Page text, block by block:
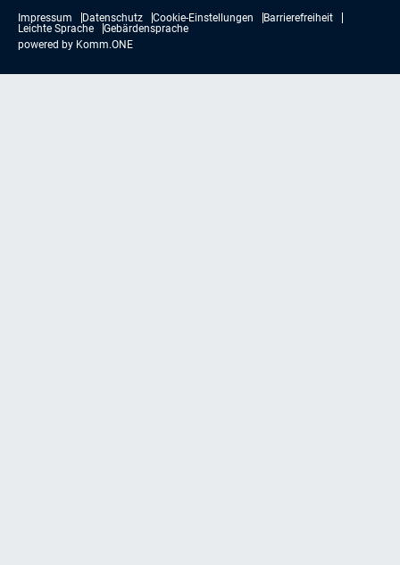
Impressum Datenschutz Cookie-Einstellungen
Barrierefreiheit
Leichte Sprache
Gebärdensprache
powered by Komm.ONE